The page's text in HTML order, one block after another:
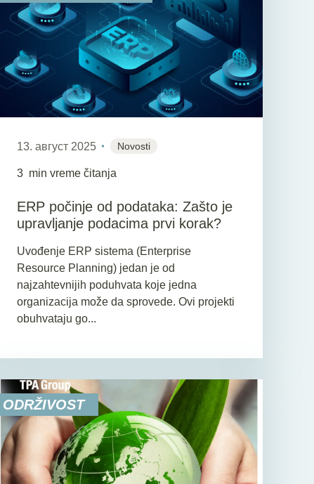
13. август 2025 Novosti
3 min vreme čitanja
ERP počinje od podataka: Zašto je
upravljanje podacima prvi korak?
Uvođenje ERP sistema (Enterprise
Resource Planning) jedan je od
najzahtevnijih poduhvata koje jedna
organizacija može da sprovede. Ovi projekti
obuhvataju go...
ODRŽIVOST